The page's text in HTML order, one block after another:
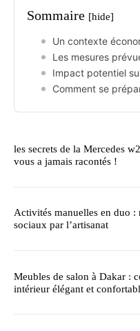
Sommaire [hide]
Un contexte
Les mesures
Impact potentiel
Comment se
les secrets de la Mercedes
vous a jamais racontés !
Activités manuelles en duo :
sociaux par l’artisanat
Meubles de salon à Dakar :
intérieur élégant et